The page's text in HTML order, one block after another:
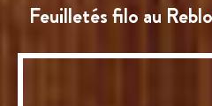
Feuilletés filo au